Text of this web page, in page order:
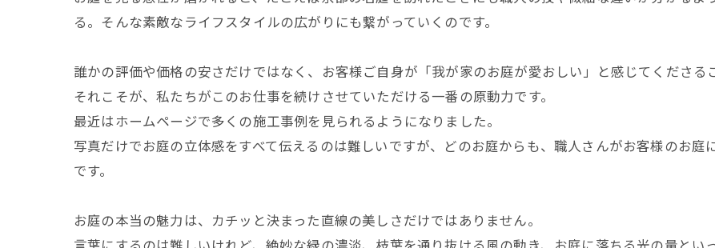
る。そんな素敵なライフスタイルの広がりにも繋がっていくのです。
誰かの評価や価格の安さだけではなく、お客様ご自身が「我が家のお庭が愛おしい」と感じてくださる
それこそが、私たちがこのお仕事を続けさせていただける一番の原動力です。
最近はホームページで多くの施工事例を見られるようになりました。
写真だけでお庭の立体感をすべて伝えるのは難しいですが、どのお庭からも、職人さんがお客様のお
です。
お庭の本当の魅力は、カチッと決まった直線の美しさだけではありません。